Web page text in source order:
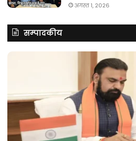
अगस्त 1, 2026
सम्पादकीय